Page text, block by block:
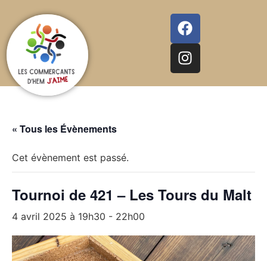
« Tous les Évènements
Cet évènement est passé.
Tournoi de 421 – Les Tours du Malt
4 avril 2025 à 19h30 - 22h00